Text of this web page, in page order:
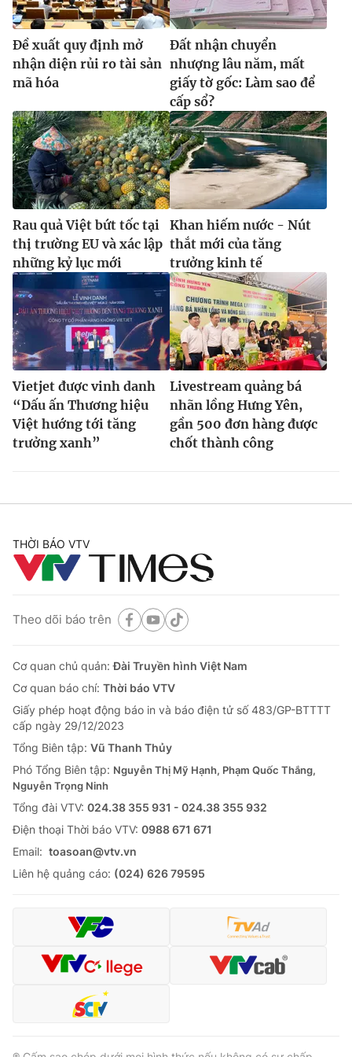
Ðiện thoại Thời báo VTV:024.66 897 897
Email:toasoan@vtv.vn
Liên hệ quảng cáo:024-7300.7108
® Cấm sao chép dưới mọi hình thức nếu không có sự chấp
thuận bằng văn bản. Ghi rõ nguồn VTV.vn khi phát hành lại
thông tin từ website này.
Ðề xuất quy định mở
nhận diện rủi ro tài sản
mã hóa
Đất nhận chuyển
nhượng lâu năm, mất
giấy tờ gốc: Làm sao để
cấp sổ?
Rau quả Việt bứt tốc tại
thị trường EU và xác lập
những kỷ lục mới
Khan hiếm nước - Nút
thắt mới của tăng
trưởng kinh tế
Vietjet được vinh danh
“Dấu ấn Thương hiệu
Việt hướng tới tăng
trưởng xanh”
Livestream quảng bá
nhãn lồng Hưng Yên,
gần 500 đơn hàng được
chốt thành công
THỜI BÁO VTV
Theo dõi báo trên
Cơ quan chủ quản:Đài Truyền hình Việt Nam
Cơ quan báo chí: Thời báo VTV
Giấy phép hoạt động báo in và báo điện tử số 483/GP-BTTTT
cấp ngày 29/12/2023
Tổng Biên tập: Vũ Thanh Thủy
Phó Tổng Biên tập: Nguyễn Thị Mỹ Hạnh, Phạm Quốc Thắng,
Nguyễn Trọng Ninh
Tổng đài VTV: 024.38 355 931 - 024.38 355 932
Ðiện thoại Thời báo VTV: 0988 671 671
Email: toasoan@vtv.vn
Liên hệ quảng cáo: (024) 626 79595